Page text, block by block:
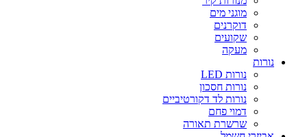
מוגני מים
דוקרנים
שקועים
מעקה
נורות
נורות LED
נורות חסכון
נורות לד דקורטיביים
דמוי פחם
שרשרת תאורה